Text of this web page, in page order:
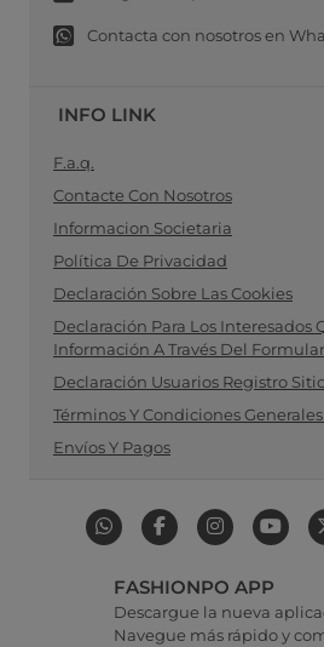
Contacta con nosotros en
INFO LINK
F.a.q.
Contacte Con Nosotros
Informacion Societaria
Política De Privacidad
Declaración Sobre Las Cookies
Declaración Para Los Interesados
Información A Través Del
Declaración Usuarios Registro
Términos Y Condiciones
Envíos Y Pagos
FASHIONPO APP
Descargue la nueva
Navegue más rápido y